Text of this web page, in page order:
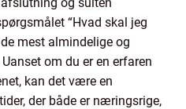
“Hvad skal jeg
mest almindelige og
om du er en erfaren
kan det være en
der både er næringsrige,